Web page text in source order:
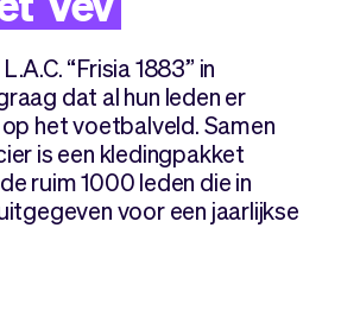
Administratie
Overzicht
No-shows
Communicatie
Bezorging
“Frisia 1883” in
dat al hun leden er
het voetbalveld. Samen
is een kledingpakket
ruim 1000 leden die in
voor een jaarlijkse